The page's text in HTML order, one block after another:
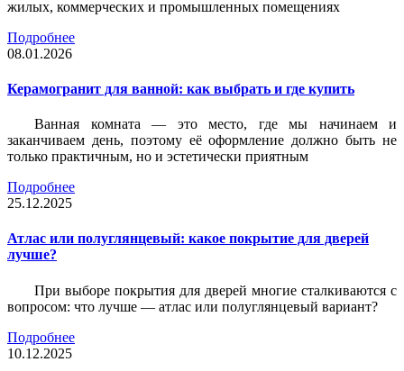
жилых, коммерческих и промышленных помещениях
Подробнее
08.01.2026
Керамогранит для ванной: как выбрать и где купить
Ванная комната — это место, где мы начинаем и
заканчиваем день, поэтому её оформление должно быть не
только практичным, но и эстетически приятным
Подробнее
25.12.2025
Атлас или полуглянцевый: какое покрытие для дверей
лучше?
При выборе покрытия для дверей многие сталкиваются с
вопросом: что лучше — атлас или полуглянцевый вариант?
Подробнее
10.12.2025